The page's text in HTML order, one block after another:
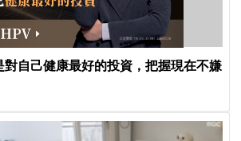
對自己健康最好的投資，把握現在不嫌